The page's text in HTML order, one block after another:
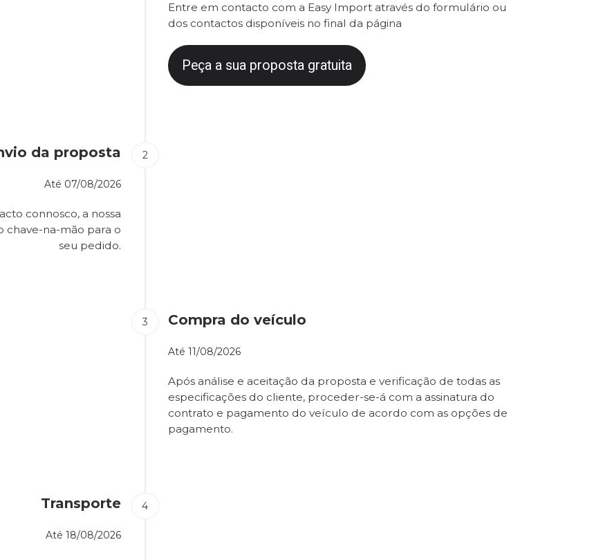
Entre em contacto com a Easy Import através do formulário ou
dos contactos disponíveis no final da página
Peça a sua proposta gratuita
da proposta
Até 07/08/2026
connosco, a nossa
chave-na-mão para o
seu pedido.
Compra do veículo
Até 11/08/2026
Após análise e aceitação da proposta e verificação de todas as
especificações do cliente, proceder-se-á com a assinatura do
contrato e pagamento do veículo de acordo com as opções de
pagamento.
Transporte
Até 18/08/2026